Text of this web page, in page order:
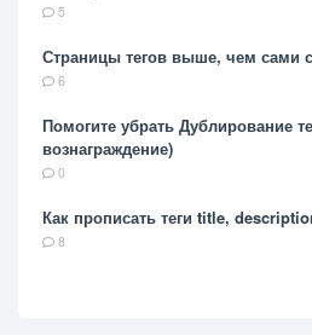
5
Страницы тегов выше, чем сами
6
Помогите убрать Дублирование
вознаграждение)
0
Как прописать теги title,
8